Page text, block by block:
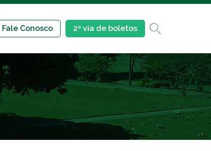
Fale Conosco 2ª via de boletos